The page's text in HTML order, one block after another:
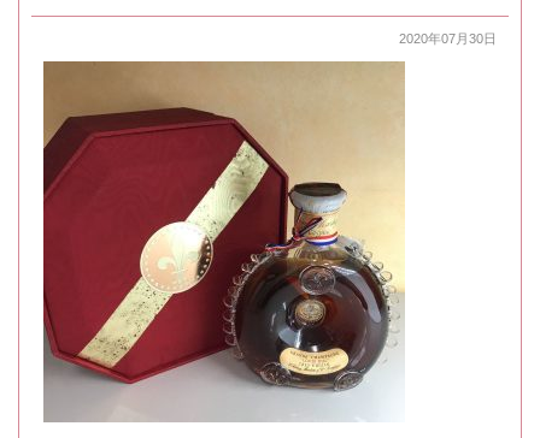
2020年07月30日